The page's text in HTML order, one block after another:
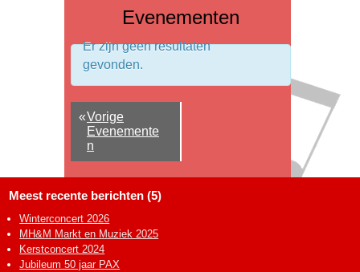
Evenementen
Er zijn geen resultaten
gevonden.
«Vorige
Evenemente
n
Meest recente berichten (5)
Winterconcert 2026
MH&M Markt en Muziek 2025
Kerstconcert 2024
Jubileum 50 jaar PAX